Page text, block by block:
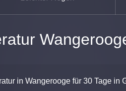
in Wangerooge für 30 Tage in